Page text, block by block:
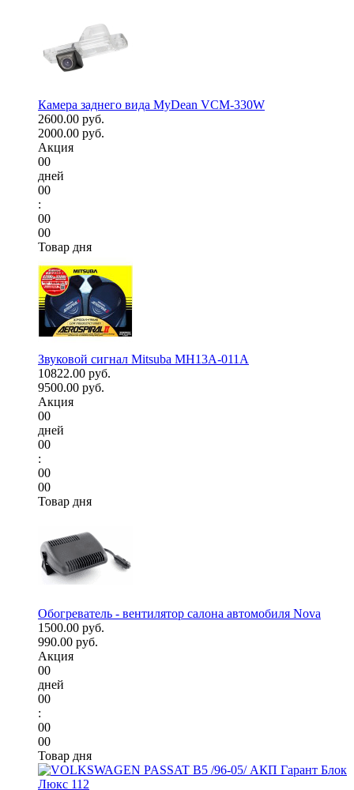
Камера заднего вида MyDean VCM-330W
2600.00 руб.
2000.00 руб.
Акция
00
дней
00
:
00
00
Товар дня
Звуковой сигнал Mitsuba MH13A-011A
10822.00 руб.
9500.00 руб.
Акция
00
дней
00
:
00
00
Товар дня
Обогреватель - вентилятор салона автомобиля Nova
1500.00 руб.
990.00 руб.
Акция
00
дней
00
:
00
00
Товар дня